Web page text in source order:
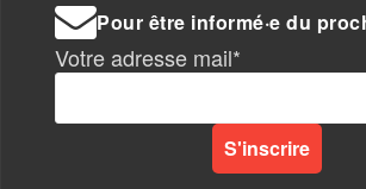
Pour être informé·e du
Votre adresse mail*